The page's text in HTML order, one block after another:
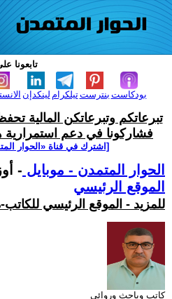
تابعونا
لينكدإن تيلكرامبنترست بودكاست
تبرعاتكم وتبرعاتكن المالية
فشاركونا في دعم استمرارية
[اشترك في قناة ‫«الحوار
الحوار المتمدن - موبايل -
الموقع الرئيسي
للمزيد - الموقع الرئيسي
كاتب وباحث وروائي